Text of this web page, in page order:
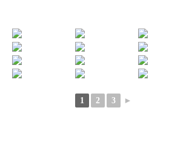
1 2 3 ►